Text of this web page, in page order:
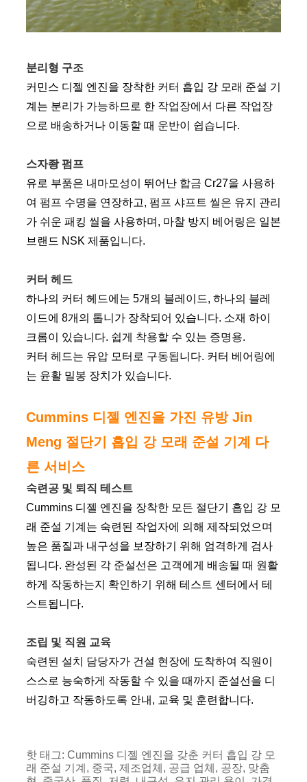
분리형 구조
커민스 디젤 엔진을 장착한 커터 흡입 강 모래 준설 기
계는 분리가 가능하므로 한 작업장에서 다른 작업장
으로 배송하거나 이동할 때 운반이 쉽습니다.
스자좡 펌프
유로 부품은 내마모성이 뛰어난 합금 Cr27을 사용하
여 펌프 수명을 연장하고, 펌프 샤프트 씰은 유지 관리
가 쉬운 패킹 씰을 사용하며, 마찰 방지 베어링은 일본
브랜드 NSK 제품입니다.
커터 헤드
하나의 커터 헤드에는 5개의 블레이드, 하나의 블레
이드에 8개의 톱니가 장착되어 있습니다. 소재 하이
크롬이 있습니다. 쉽게 착용할 수 있는 증명용.
커터 헤드는 유압 모터로 구동됩니다. 커터 베어링에
는 윤활 밀봉 장치가 있습니다.
Cummins 디젤 엔진을 가진 유방 Jin
Meng 절단기 흡입 강 모래 준설 기계 다
른 서비스
숙련공 및 퇴직 테스트
Cummins 디젤 엔진을 장착한 모든 절단기 흡입 강 모
래 준설 기계는 숙련된 작업자에 의해 제작되었으며
높은 품질과 내구성을 보장하기 위해 엄격하게 검사
됩니다. 완성된 각 준설선은 고객에게 배송될 때 원활
하게 작동하는지 확인하기 위해 테스트 센터에서 테
스트됩니다.
조립 및 직원 교육
숙련된 설치 담당자가 건설 현장에 도착하여 직원이
스스로 능숙하게 작동할 수 있을 때까지 준설선을 디
버깅하고 작동하도록 안내, 교육 및 훈련합니다.
핫 태그: Cummins 디젤 엔진을 갖춘 커터 흡입 강 모
래 준설 기계, 중국, 제조업체, 공급 업체, 공장, 맞춤